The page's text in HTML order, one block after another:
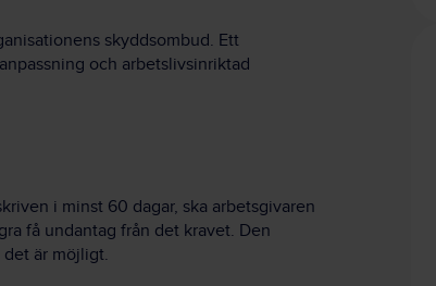
skyddsombud. Ett
och arbetslivsinriktad
i minst 60 dagar, ska arbetsgivaren
få undantag från det kravet. Den
det är möjligt.